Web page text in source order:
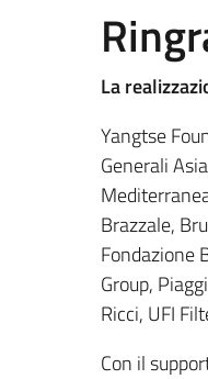
La
Yangtse
Generali
Brazzale,
Fondazione
Group,
Ricci, UFI
Con il